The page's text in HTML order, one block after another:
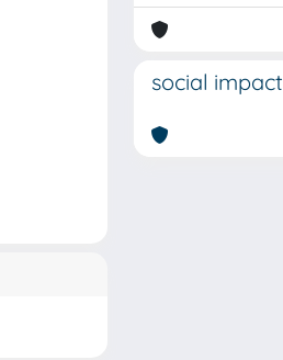
social impact